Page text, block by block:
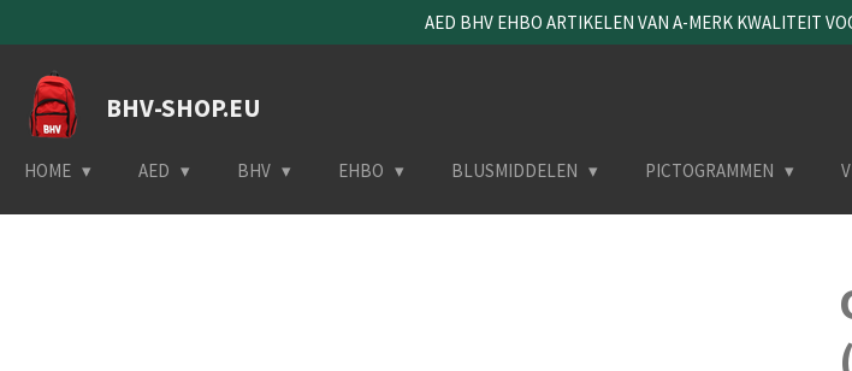
direct
naar
hoofdinhoud
AED BHV EHBO ARTIKELEN VAN A-MERK KWALITEIT
BHV-SHOP.EU
HOME AED BHV EHBO BLUSMIDDELEN PICTOGRAMMEN